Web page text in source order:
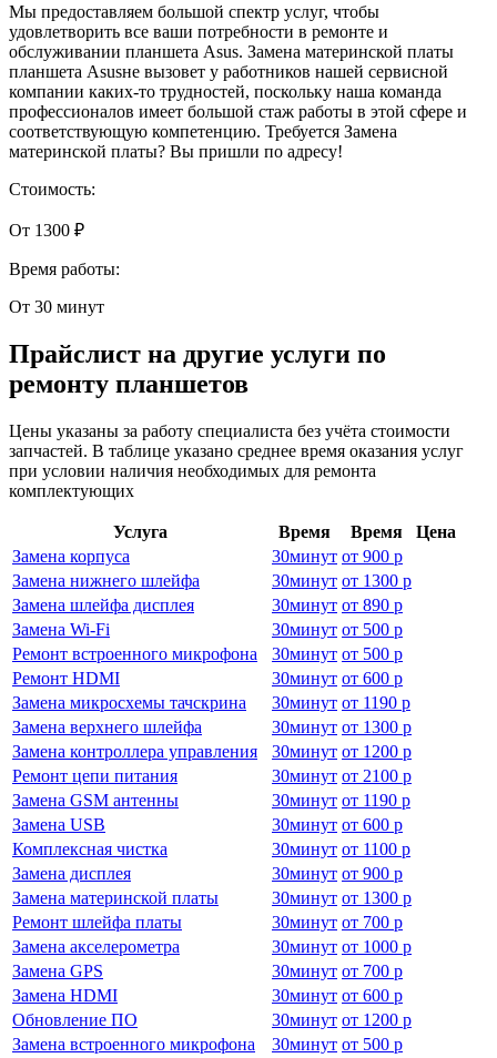
Мы предоставляем большой спектр услуг, чтобы
удовлетворить все ваши потребности в ремонте и
обслуживании планшета Asus. Замена материнской платы
планшета Asusне вызовет у работников нашей сервисной
компании каких-то трудностей, поскольку наша команда
профессионалов имеет большой стаж работы в этой сфере и
соответствующую компетенцию. Требуется Замена
материнской платы? Вы пришли по адресу!
Стоимость:
От 1300 ₽
Время работы:
От 30 минут
Прайслист на другие услуги по
ремонту планшетов
Цены указаны за работу специалиста без учёта стоимости
запчастей. В таблице указано среднее время оказания услуг
при условии наличия необходимых для ремонта
комплектующих
Услуга Время Время
Цена
Замена корпуса
30минут от 900 р
Замена нижнего шлейфа
30минут от 1300 р
Замена шлейфа дисплея
30минут от 890 р
Замена Wi-Fi
30минут от 500 р
Ремонт встроенного микрофона
30минут от 500 р
Ремонт HDMI
30минут от 600 р
Замена микросхемы тачскрина
30минут от 1190 р
Замена верхнего шлейфа
30минут от 1300 р
Замена контроллера управления
30минут от 1200 р
Ремонт цепи питания
30минут от 2100 р
Замена GSM антенны
30минут от 1190 р
Замена USB
30минут от 600 р
Комплексная чистка
30минут от 1100 р
Замена дисплея
30минут от 900 р
Замена материнской платы
30минут от 1300 р
Ремонт шлейфа платы
30минут от 700 р
Замена акселерометра
30минут от 1000 р
Замена GPS
30минут от 700 р
Замена HDMI
30минут от 600 р
Обновление ПО
30минут от 1200 р
Замена встроенного микрофона
30минут от 500 р